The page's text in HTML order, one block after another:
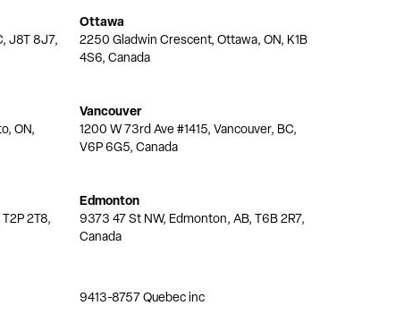
J8T 8J7,
Ottawa
2250 Gladwin Crescent, Ottawa, ON, K1B
4S6, Canada
ON,
Vancouver
1200 W 73rd Ave #1415, Vancouver, BC,
V6P 6G5, Canada
2T8,
Edmonton
9373 47 St NW, Edmonton, AB, T6B 2R7,
Canada
9413-8757 Quebec inc